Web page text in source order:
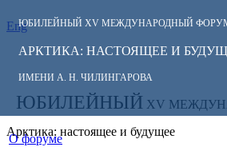
ЮБИЛЕЙНЫЙ XV МЕЖДУНАРОДНЫЙ
АРКТИКА: НАСТОЯЩЕЕ И
ИМЕНИ А. Н. ЧИЛИНГАРОВА
Eng
СЛЕДИТЕ ЗА
НОВОСТЯМИ
ФОРУМА:
ЮБИЛЕЙНЫЙ XV
Арктика: настоящее и будущее
О форуме